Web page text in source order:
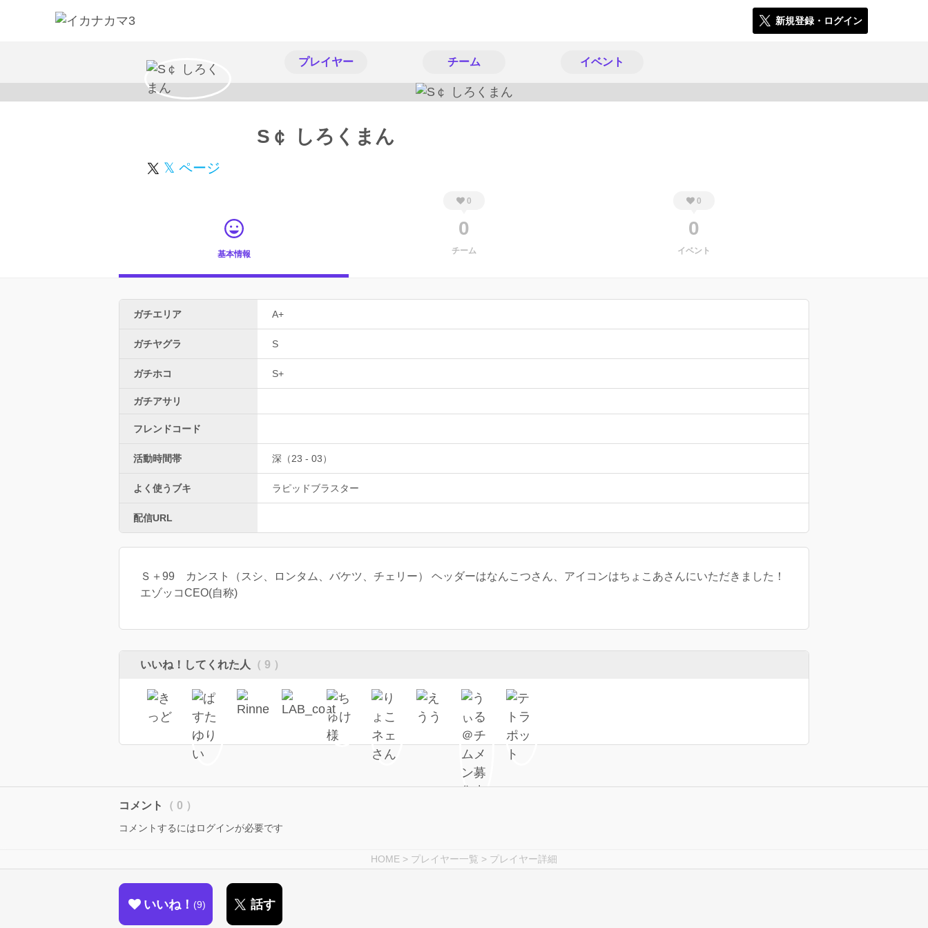
新規登録・ログイン
プレイヤー チーム イベント
S￠ しろくまん
𝕏 ページ
基本情報
0
0
チーム
0
0
イベント
ガチエリア A+
ガチヤグラ S
ガチホコ S+
ガチアサリ
フレンドコード
活動時間帯 深（23 - 03）
よく使うブキ ラピッドブラスター
配信URL
Ｓ＋99 カンスト（スシ、ロンタム、バケツ、チェリー） ヘッダーはなんこつさん、アイコンはちょこあさんにいただきました！
エゾッコCEO(自称)
いいね！してくれた人 （ 9 ）
コメント （ 0 ）
コメントするにはログインが必要です
HOME > プレイヤー一覧 > プレイヤー詳細
いいね！ 9 話す